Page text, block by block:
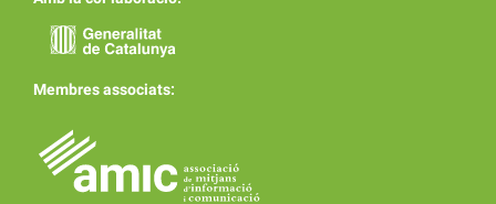
Membres associats: